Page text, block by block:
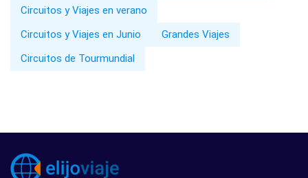
Circuitos y Viajes en verano
Circuitos y Viajes en Junio
Grandes Viajes
Circuitos de Tourmundial